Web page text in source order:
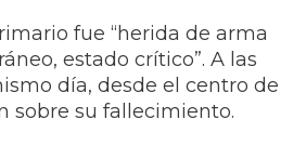
fue “herida de arma
estado crítico”. A las
día, desde el centro de
sobre su fallecimiento.